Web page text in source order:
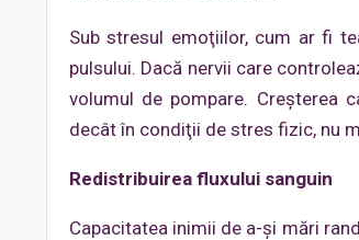
Sub stresul emoţiilor, cum ar fi
pulsului. Dacă nervii care
volumul de pompare. Creşterea
decât în condiţii de stres fizic, nu
Redistribuirea fluxului sanguin
Capacitatea inimii de a-şi mări